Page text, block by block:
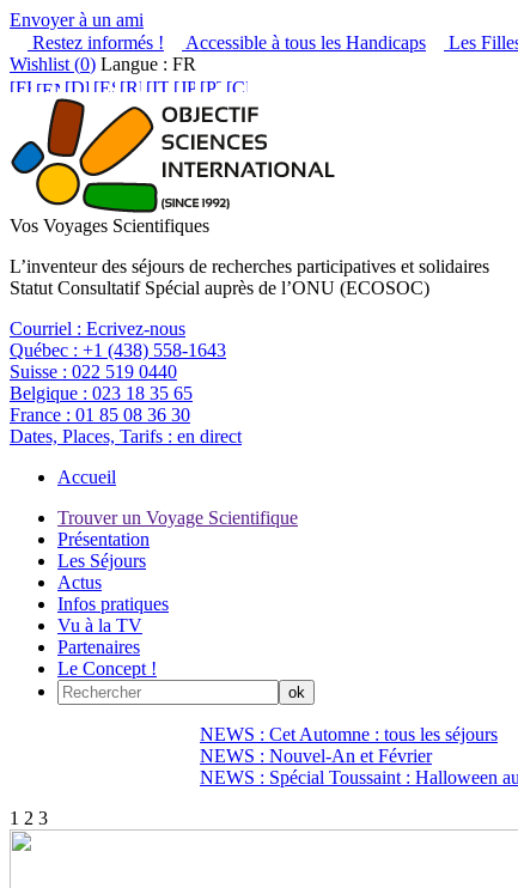
Envoyer à un ami
Restez informés !
Accessible à tous les Handicaps Les
Wishlist (0) Langue : FR
Vos Voyages Scientifiques
L’inventeur des séjours de recherches participatives et solidaires
Statut Consultatif Spécial auprès de l’ONU (ECOSOC)
Courriel : Ecrivez-nous
Québec : +1 (438) 558-1643
Suisse : 022 519 0440
Belgique : 023 18 35 65
France : 01 85 08 36 30
Dates, Places, Tarifs : en direct
Accueil
Trouver un Voyage Scientifique
Présentation
Les Séjours
Actus
Infos pratiques
Vu à la TV
Partenaires
Le Concept !
NEWS : Cet Automne : tous les séjours
NEWS : Nouvel-An et Février
NEWS : Spécial Toussaint : Halloween
1 2 3